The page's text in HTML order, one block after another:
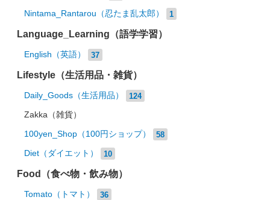
Nintama_Rantarou（忍たま乱太郎） 1
Language_Learning（語学学習）
English（英語） 37
Lifestyle（生活用品・雑貨）
Daily_Goods（生活用品） 124
Zakka（雑貨）
100yen_Shop（100円ショップ） 58
Diet（ダイエット） 10
Food（食べ物・飲み物）
Tomato（トマト） 36